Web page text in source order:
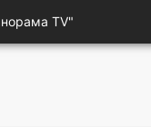
TV"